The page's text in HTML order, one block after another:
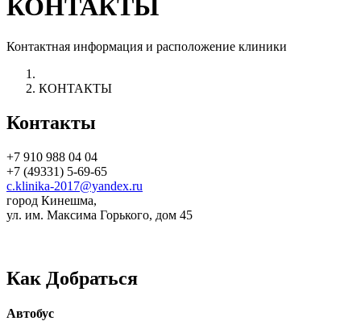
КОНТАКТЫ
Контактная информация и расположение клиники
КОНТАКТЫ
Контакты
+7 910 988 04 04
+7 (49331) 5-69-65
c.klinika-2017@yandex.ru
город Кинешма,
ул. им. Максима Горького, дом 45
Как Добраться
Автобус